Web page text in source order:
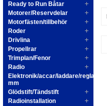
Ready to Run Båtar
Motorer/Reservdelar
Motorfästen/tillbehör
Roder
Drivlina
Propellrar
Trimplan/Fenor
Radio
Elektronik/accar/laddare/reglage
mm
Glödstift/Tändstift
Radioinstallation